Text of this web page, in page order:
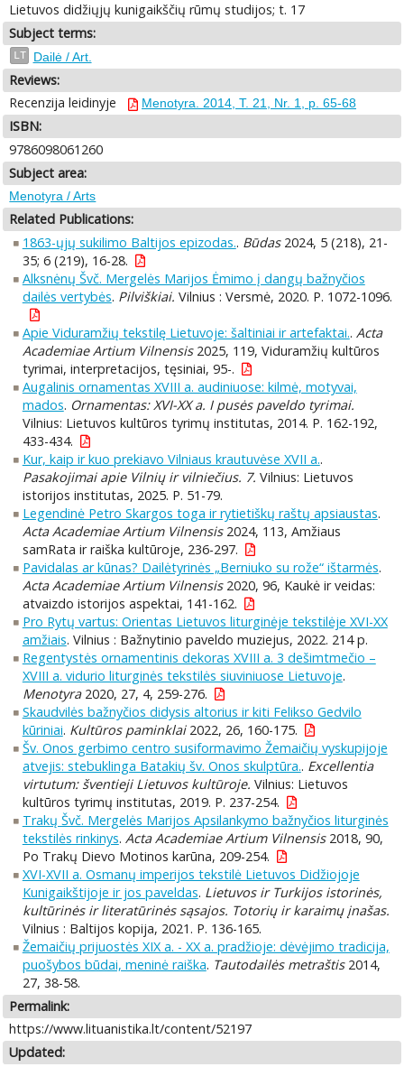
Lietuvos didžiųjų kunigaikščių rūmų studijos; t. 17
Subject terms:
LT Dailė / Art.
Reviews:
Recenzija leidinyje
Menotyra. 2014, T. 21, Nr. 1, p. 65-68
ISBN:
9786098061260
Subject area:
Menotyra / Arts
Related Publications:
1863-ųjų sukilimo Baltijos epizodas.. Būdas2024, 5 (218), 21-
35; 6 (219), 16-28.
Alksnėnų Švč. Mergelės Marijos Ėmimo į dangų bažnyčios
dailės vertybės. Pilviškiai. Vilnius : Versmė, 2020. P. 1072-1096.
Apie Viduramžių tekstilę Lietuvoje: šaltiniai ir artefaktai.. Acta
Academiae Artium Vilnensis2025, 119, Viduramžių kultūros
tyrimai, interpretacijos, tęsiniai, 95-.
Augalinis ornamentas XVIII a. audiniuose: kilmė, motyvai,
mados. Ornamentas: XVI-XX a. I pusės paveldo tyrimai.
Vilnius: Lietuvos kultūros tyrimų institutas, 2014. P. 162-192,
433-434.
Kur, kaip ir kuo prekiavo Vilniaus krautuvėse XVII a..
Pasakojimai apie Vilnių ir vilniečius. 7. Vilnius: Lietuvos
istorijos institutas, 2025. P. 51-79.
Legendinė Petro Skargos toga ir rytietiškų raštų apsiaustas.
Acta Academiae Artium Vilnensis2024, 113, Amžiaus
samRata ir raiška kultūroje, 236-297.
Pavidalas ar kūnas? Dailėtyrinės „Berniuko su rože“ ištarmės.
Acta Academiae Artium Vilnensis2020, 96, Kaukė ir veidas:
atvaizdo istorijos aspektai, 141-162.
Pro Rytų vartus: Orientas Lietuvos liturginėje tekstilėje XVI-XX
amžiais. Vilnius : Bažnytinio paveldo muziejus, 2022. 214 p.
Regentystės ornamentinis dekoras XVIII a. 3 dešimtmečio –
XVIII a. vidurio liturginės tekstilės siuviniuose Lietuvoje.
Menotyra2020, 27, 4, 259-276.
Skaudvilės bažnyčios didysis altorius ir kiti Felikso Gedvilo
kūriniai. Kultūros paminklai2022, 26, 160-175.
Šv. Onos gerbimo centro susiformavimo Žemaičių vyskupijoje
atvejis: stebuklinga Batakių šv. Onos skulptūra.. Excellentia
virtutum: šventieji Lietuvos kultūroje. Vilnius: Lietuvos
kultūros tyrimų institutas, 2019. P. 237-254.
Trakų Švč. Mergelės Marijos Apsilankymo bažnyčios liturginės
tekstilės rinkinys. Acta Academiae Artium Vilnensis2018, 90,
Po Trakų Dievo Motinos karūna, 209-254.
XVI-XVII a. Osmanų imperijos tekstilė Lietuvos Didžiojoje
Kunigaikštijoje ir jos paveldas. Lietuvos ir Turkijos istorinės,
kultūrinės ir literatūrinės sąsajos. Totorių ir karaimų įnašas.
Vilnius : Baltijos kopija, 2021. P. 136-165.
Žemaičių prijuostės XIX a. - XX a. pradžioje: dėvėjimo tradicija,
puošybos būdai, meninė raiška. Tautodailės metraštis2014,
27, 38-58.
Permalink:
https://www.lituanistika.lt/content/52197
Updated: